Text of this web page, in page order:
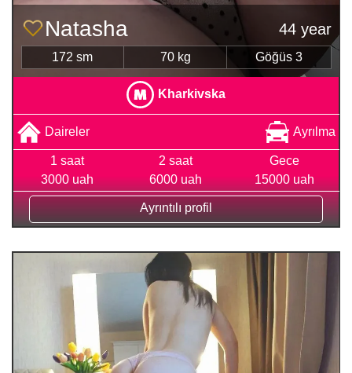
Natasha 44 year
172 sm 70 kg Göğüs 3
Kharkivska
Daireler Ayrılma
1 saat
3000 uah
2 saat
6000 uah
Gece
15000 uah
Ayrıntılı profil